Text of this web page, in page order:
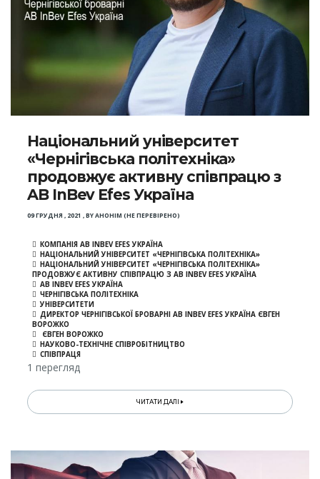
Національний університет
«Чернігівська політехніка»
продовжує активну співпрацю з
AB InBev Efes Україна
09 ГРУДНЯ , 2021 ,BYАНОНІМ (НЕ ПЕРЕВІРЕНО)
КОМПАНІЯ AB INBEV EFES УКРАЇНА
НАЦІОНАЛЬНИЙ УНІВЕРСИТЕТ «ЧЕРНІГІВСЬКА ПОЛІТЕХНІКА»
НАЦІОНАЛЬНИЙ УНІВЕРСИТЕТ «ЧЕРНІГІВСЬКА ПОЛІТЕХНІКА»
ПРОДОВЖУЄ АКТИВНУ СПІВПРАЦЮ З AB INBEV EFES УКРАЇНА
AB INBEV EFES УКРАЇНА
ЧЕРНІГІВСЬКА ПОЛІТЕХНІКА
УНІВЕРСИТЕТИ
ДИРЕКТОР ЧЕРНІГІВСЬКОЇ БРОВАРНІ AB INBEV EFES УКРАЇНА ЄВГЕН
ВОРОЖКО
ЄВГЕН ВОРОЖКО
НАУКОВО-ТЕХНІЧНЕ СПІВРОБІТНИЦТВО
СПІВПРАЦЯ
1 перегляд
ЧИТАТИ ДАЛІ